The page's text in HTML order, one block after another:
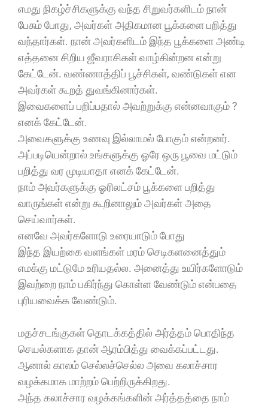
எமது நிகழ்ச்சிகளுக்கு வந்த சிறுவர்களிடம் நான்
பேசும் போது, அவர்கள் அதிகமான பூக்களை பறித்து
வந்தார்கள். நான் அவர்களிடம் இந்த பூக்களை அண்டி
எத்தனை சிறிய ஜீவராசிகள் வாழ்கின்றன என்று
கேட்டேன். வண்ணாத்திப் பூச்சிகள், வண்டுகள் என
அவர்கள் கூறத் துவங்கினார்கள்.
இவைகளைப் பறிப்பதால் அவற்றுக்கு என்னவாகும் ?
எனக் கேட்டேன்.
அவைகளுக்கு உணவு இல்லாமல் போகும் என்றனர்.
அப்படியென்றால் உங்களுக்கு ஓரே ஒரு பூவை மட்டும்
பறித்து வர முடியாதா எனக் கேட்டேன்.
நாம் அவர்களுக்கு ஓரிலட்சம் பூக்களை பறித்து
வாருங்கள் என்று கூறினாலும் அவர்கள் அதை
செய்வார்கள்.
எனவே அவர்களோடு உரையாடும் போது
இந்த இயற்கை வளங்கள் மரம் செடிகளனைத்தும்
எமக்கு மட்டுமே உரியதல்ல. அனைத்து உயிர்களோடும்
இவற்றை நாம் பகிர்ந்து கொள்ள வேண்டும் என்பதை
புரியவைக்க வேண்டும்.
மதச்சடங்குகள் தொடக்கத்தில் அர்த்தம் பொதிந்த
செயல்களாக தான் ஆரம்பித்து வைக்கப்பட்டது.
ஆனால் காலம் செல்லச்செல்ல அவை கலாச்சார
வழக்கமாக மாற்றம் பெற்றிருக்கிறது.
அந்த கலாச்சார வழக்கங்களின் அர்த்தத்தை நாம்